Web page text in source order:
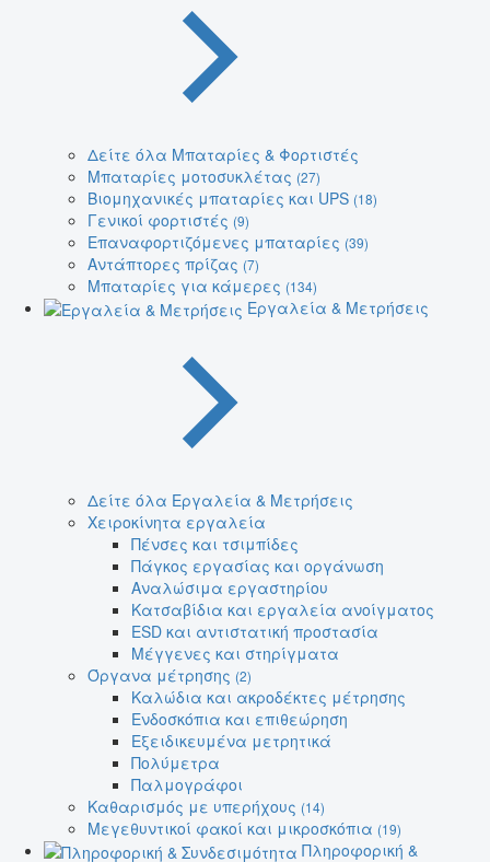
Δείτε όλα Μπαταρίες & Φορτιστές
Μπαταρίες μοτοσυκλέτας (27)
Βιομηχανικές μπαταρίες και UPS (18)
Γενικοί φορτιστές (9)
Επαναφορτιζόμενες μπαταρίες (39)
Αντάπτορες πρίζας (7)
Μπαταρίες για κάμερες (134)
Εργαλεία & Μετρήσεις
Δείτε όλα Εργαλεία & Μετρήσεις
Χειροκίνητα εργαλεία
Πένσες και τσιμπίδες
Πάγκος εργασίας και οργάνωση
Αναλώσιμα εργαστηρίου
Κατσαβίδια και εργαλεία ανοίγματος
ESD και αντιστατική προστασία
Μέγγενες και στηρίγματα
Όργανα μέτρησης (2)
Καλώδια και ακροδέκτες μέτρησης
Ενδοσκόπια και επιθεώρηση
Εξειδικευμένα μετρητικά
Πολύμετρα
Παλμογράφοι
Καθαρισμός με υπερήχους (14)
Μεγεθυντικοί φακοί και μικροσκόπια (19)
Πληροφορική &